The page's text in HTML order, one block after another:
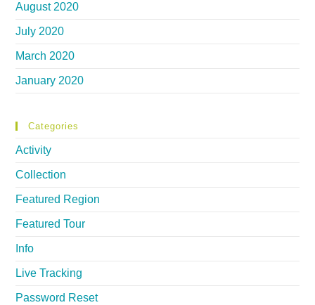
August 2020
July 2020
March 2020
January 2020
Categories
Activity
Collection
Featured Region
Featured Tour
Info
Live Tracking
Password Reset